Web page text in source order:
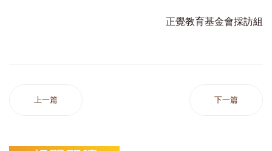
正覺教育基金會採訪組
上一篇 下一篇